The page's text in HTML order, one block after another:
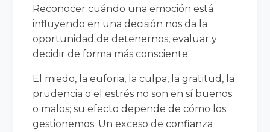
Reconocer cuándo una emoción está
influyendo en una decisión nos da la
oportunidad de detenernos, evaluar y
decidir de forma más consciente.
El miedo, la euforia, la culpa, la gratitud, la
prudencia o el estrés no son en sí buenos
o malos; su efecto depende de cómo los
gestionemos. Un exceso de confianza